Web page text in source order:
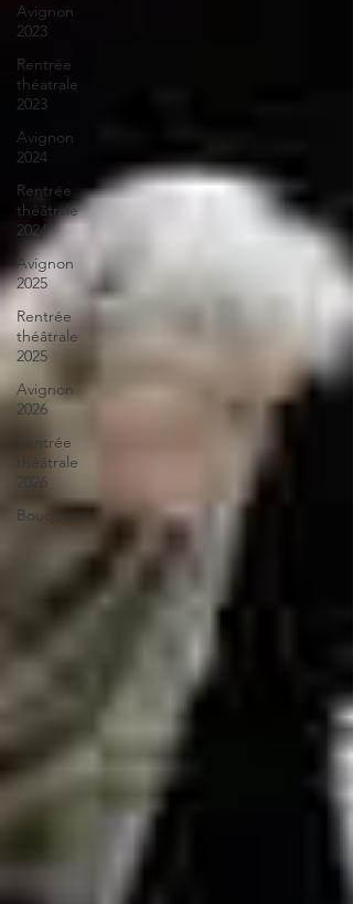
Avignon
2023
Rentrée
théatrale
2023
Avignon
2024
Rentrée
théâtrale
2024
Avignon
2025
Rentrée
théâtrale
2025
Avignon
2026
Rentrée
théâtrale
2026
Bouquins